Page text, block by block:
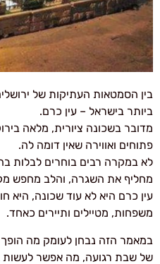
בין הסמטאות העתיקות של
ביותר בישראל – עין כרם.
מדובר בשכונה ציורית, מלאה
פתוחים ואווירה שאין דומה לה.
לא במקרה רבים בוחרים לבלות
מחליף את השגרה, והלב מחפש
עין כרם היא לא עוד שכונה, היא
משפחות, מטיילים ותיירים כאחד.
במאמר הזה נבחן לעומק מה הופך
של שבת רגועה, מה אפשר לעשות